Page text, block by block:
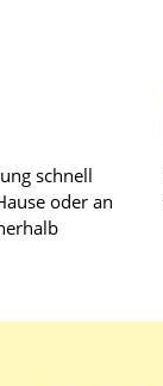
schnell
oder an